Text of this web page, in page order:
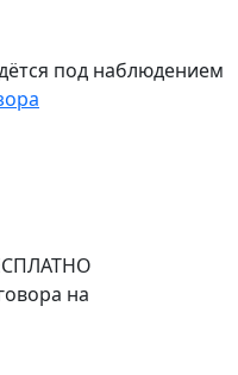
под наблюдением
на